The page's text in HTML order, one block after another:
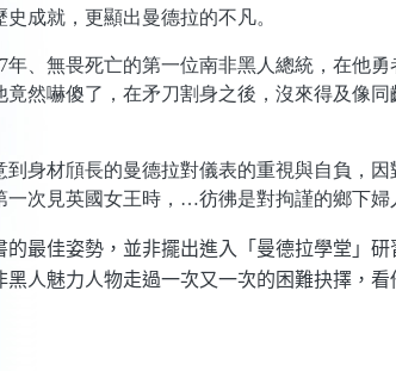
成就，更顯出曼德拉的不凡。
無畏死亡的第一位南非黑人總統，在他勇
竟然嚇傻了，在矛刀割身之後，沒來得及像
材頎長的曼德拉對儀表的重視與自負，因
一次見英國女王時，…彷彿是對拘謹的鄉下
最佳姿勢，並非擺出進入「曼德拉學堂」
黑人魅力人物走過一次又一次的困難抉擇，看